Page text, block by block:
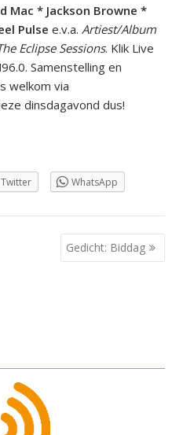
Mac * Jackson Browne *
Pulse e.v.a. Artiest/Album
Eclipse Sessions. Klik Live
Samenstelling en
welkom via
dinsdagavond dus!
Twitter WhatsApp
Gedicht: Biddag